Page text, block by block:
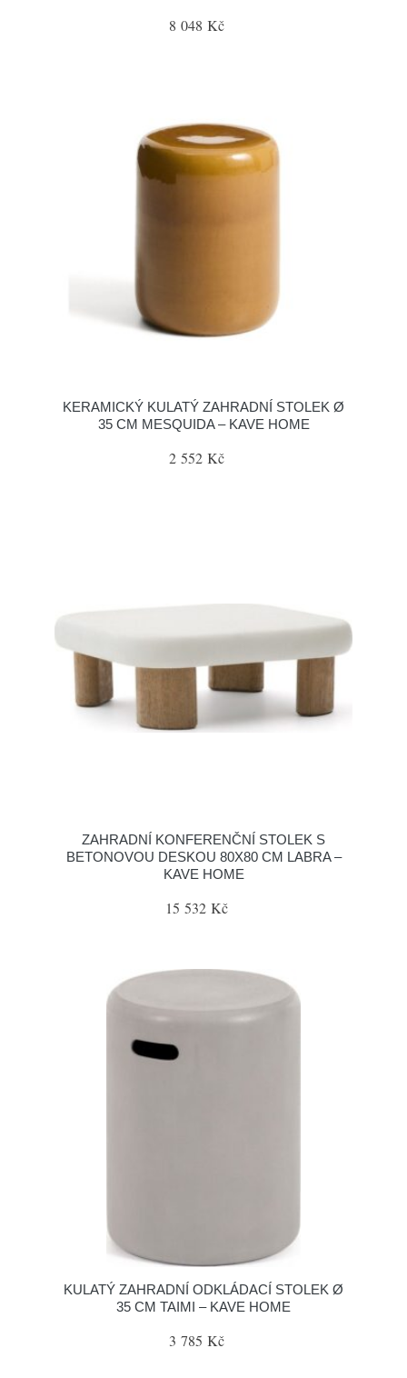
8 048 Kč
KERAMICKÝ KULATÝ ZAHRADNÍ STOLEK Ø
35 CM MESQUIDA – KAVE HOME
2 552 Kč
ZAHRADNÍ KONFERENČNÍ STOLEK S
BETONOVOU DESKOU 80X80 CM LABRA –
KAVE HOME
15 532 Kč
KULATÝ ZAHRADNÍ ODKLÁDACÍ STOLEK Ø
35 CM TAIMI – KAVE HOME
3 785 Kč